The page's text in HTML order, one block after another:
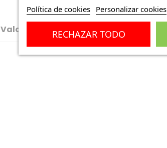
Valoraciones(0)
Política de cookies Personalizar cookies
RECHAZAR TODO